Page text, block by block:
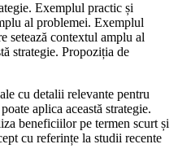
Exemplul practic și
al problemei. Exemplul
setează contextul amplu al
strategie. Propoziția de
cu detalii relevante pentru
aplica această strategie.
beneficiilor pe termen scurt și
cu referințe la studii recente